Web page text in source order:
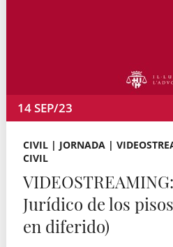
14SEP/23
CIVIL | JORNADA |
CIVIL
Jurídico de los
en diferido)